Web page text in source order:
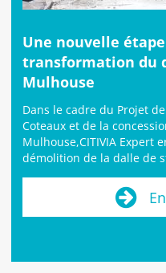
Une nouvelle
transformation du
Mulhouse
Dans le cadre du Projet
Coteaux et de la
Mulhouse,CITIVIA Expert
démolition de la dalle de